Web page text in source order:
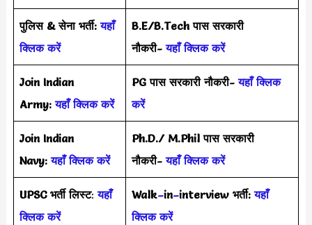
पुलिस & सेना भर्ती: यहाँ
क्लिक करें
B.E/B.Tech पास सरकारी
नौकरी- यहाँ क्लिक करें
Join Indian
Army:यहाँ क्लिक करें
PG पास सरकारी नौकरी- यहाँ क्लिक
करें
Join Indian
Navy:यहाँ क्लिक करें
Ph.D./ M.Phil पास सरकारी
नौकरी- यहाँ क्लिक करें
UPSC भर्ती लिस्ट:यहाँ
क्लिक करें
Walk–in–interview भर्ती:यहाँ
क्लिक करें